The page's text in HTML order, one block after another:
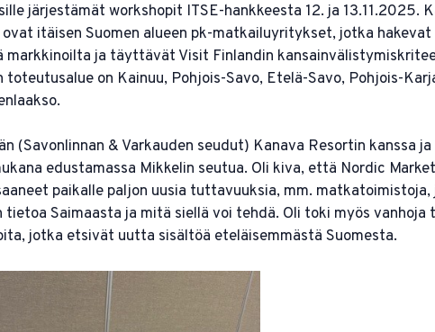
järjestämät workshopit ITSE-hankkeesta 12. ja 13.11.2025.
ovat itäisen Suomen alueen pk-matkailuyritykset, jotka hakevat
markkinoilta ja täyttävät Visit Finlandin
toteutusalue on Kainuu, Pohjois-Savo, Etelä-Savo, Pohjois-
(Savonlinnan & Varkauden seudut) Kanava Resortin kanssa ja
edustamassa Mikkelin seutua. Oli kiva, että Nordic
paikalle paljon uusia tuttavuuksia, mm. matkatoimistoja,
tietoa Saimaasta ja mitä siellä voi tehdä. Oli toki myös vanhoja
jotka etsivät uutta sisältöä eteläisemmästä Suomesta.